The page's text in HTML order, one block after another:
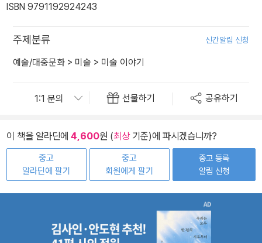
ISBN 9791192924243
주제분류 신간알림 신청
예술/대중문화 > 미술 > 미술 이야기
선물하기 공유하기
이 책을 알라딘에 4,600원 (최상기준)에 파시겠습니까?
중고
알라딘에 팔기
중고
회원에게 팔기
중고 등록
알림 신청